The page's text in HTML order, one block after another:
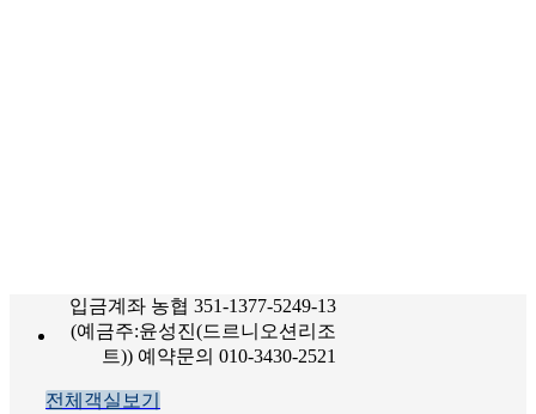
입금계좌 농협 351-1377-5249-13
(예금주:윤성진(드르니오션리조
트)) 예약문의 010-3430-2521
전체객실보기